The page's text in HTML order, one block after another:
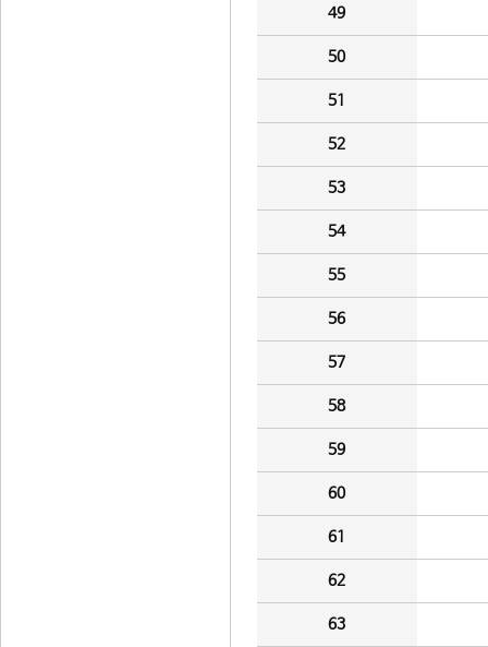
49
50
51
52
53
54
55
56
57
58
59
60
61
62
63